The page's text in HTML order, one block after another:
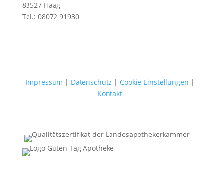
83527 Haag
Tel.: 08072 91930
Impressum | Datenschutz | Cookie Einstellungen |
Kontakt